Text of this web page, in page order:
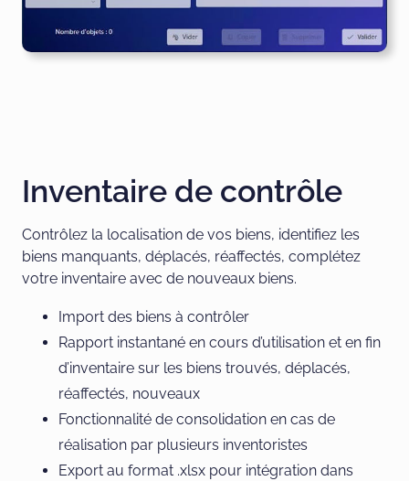
Inventaire de contrôle
Contrôlez la localisation de vos biens, identifiez les
biens manquants, déplacés, réaffectés, complétez
votre inventaire avec de nouveaux biens.
Import des biens à contrôler
Rapport instantané en cours d’utilisation et en fin
d’inventaire sur les biens trouvés, déplacés,
réaffectés, nouveaux
Fonctionnalité de consolidation en cas de
réalisation par plusieurs inventoristes
Export au format .xlsx pour intégration dans